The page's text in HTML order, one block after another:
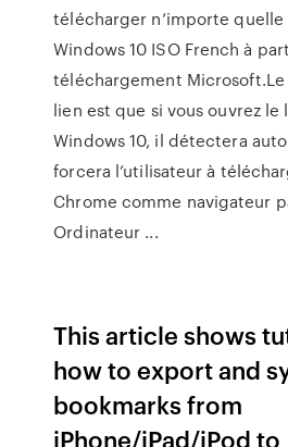
télécharger n’importe quelle
Windows 10 ISO French à
téléchargement
lien est que si vous ouvrez le
Windows 10, il détectera
forcera l’utilisateur à
Chrome comme navigateur
Ordinateur ...
This article shows
how to export and
bookmarks from
iPhone/iPad/iPod to